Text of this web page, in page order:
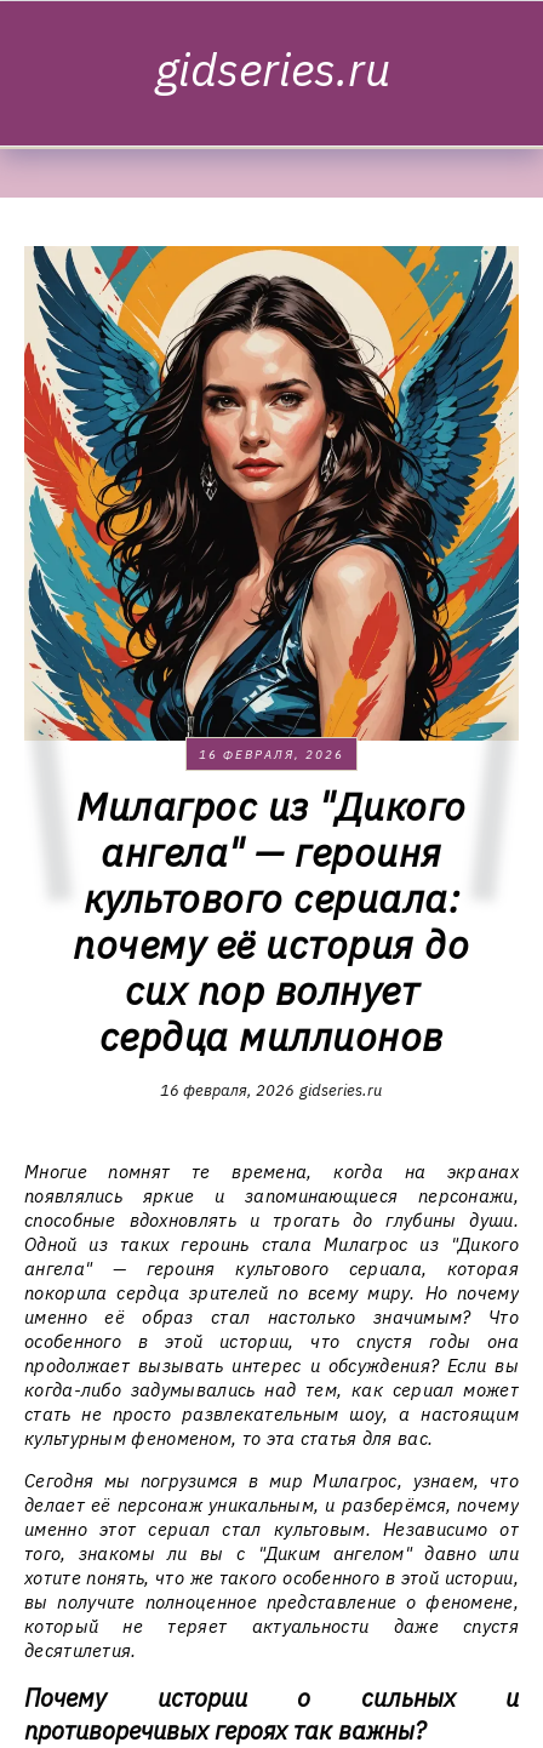
gidseries.ru
16 ФЕВРАЛЯ, 2026
Милагрос из "Дикого
ангела" — героиня
культового сериала:
почему её история до
сих пор волнует
сердца миллионов
16 февраля, 2026 gidseries.ru
Многие помнят те времена, когда на экранах
появлялись яркие и запоминающиеся персонажи,
способные вдохновлять и трогать до глубины души.
Одной из таких героинь стала Милагрос из "Дикого
ангела" — героиня культового сериала, которая
покорила сердца зрителей по всему миру. Но почему
именно её образ стал настолько значимым? Что
особенного в этой истории, что спустя годы она
продолжает вызывать интерес и обсуждения? Если вы
когда-либо задумывались над тем, как сериал может
стать не просто развлекательным шоу, а настоящим
культурным феноменом, то эта статья для вас.
Сегодня мы погрузимся в мир Милагрос, узнаем, что
делает её персонаж уникальным, и разберёмся, почему
именно этот сериал стал культовым. Независимо от
того, знакомы ли вы с "Диким ангелом" давно или
хотите понять, что же такого особенного в этой истории,
вы получите полноценное представление о феномене,
который не теряет актуальности даже спустя
десятилетия.
Почему истории о сильных и
противоречивых героях так важны?